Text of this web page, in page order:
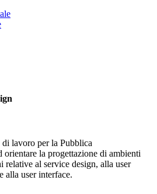
lavoro per la Pubblica
orientare la progettazione di ambienti
al service design, alla user
alla user interface.